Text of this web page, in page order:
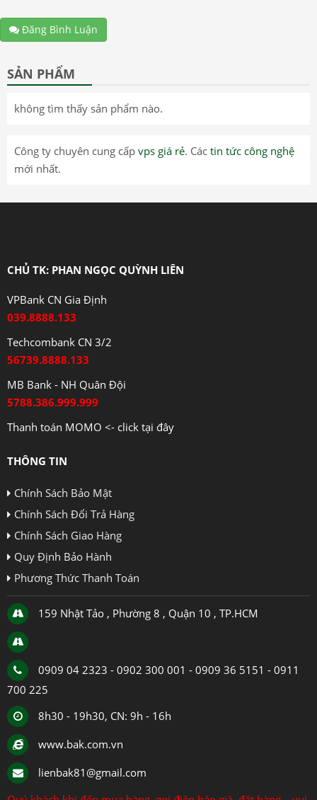
Đăng Bình Luận
SẢN PHẨM
không tìm thấy sản phẩm nào.
Công ty chuyên cung cấp vps giá rẻ. Các tin tức công nghệ
mới nhất.
CHỦ TK: PHAN NGỌC QUỲNH LIÊN
VPBank CN Gia Định
039.8888.133
Techcombank CN 3/2
56739.8888.133
MB Bank - NH Quân Đội
5788.386.999.999
Thanh toán MOMO <- click tại đây
THÔNG TIN
Chính Sách Bảo Mật
Chính Sách Đổi Trả Hàng
Chính Sách Giao Hàng
Quy Định Bảo Hành
Phương Thức Thanh Toán
159 Nhật Tảo , Phường 8 , Quận 10 , TP.HCM
0909 04 2323 - 0902 300 001 - 0909 36 5151 - 0911
700 225
8h30 - 19h30, CN: 9h - 16h
www.bak.com.vn
lienbak81@gmail.com